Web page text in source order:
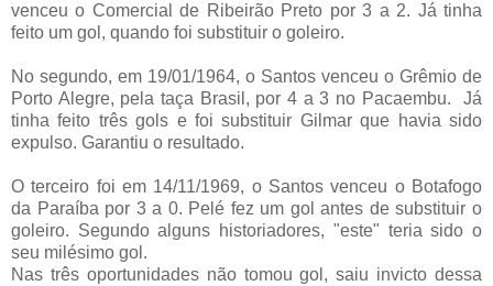
venceu o Comercial de Ribeirão Preto por 3 a 2. Já tinha
feito um gol, quando foi substituir o goleiro.
No segundo, em 19/01/1964, o Santos venceu o Grêmio de
Porto Alegre, pela taça Brasil, por 4 a 3 no Pacaembu. Já
tinha feito três gols e foi substituir Gilmar que havia sido
expulso. Garantiu o resultado.
O terceiro foi em 14/11/1969, o Santos venceu o Botafogo
da Paraíba por 3 a 0. Pelé fez um gol antes de substituir o
goleiro. Segundo alguns historiadores, "este" teria sido o
seu milésimo gol.
Nas três oportunidades não tomou gol, saiu invicto dessa